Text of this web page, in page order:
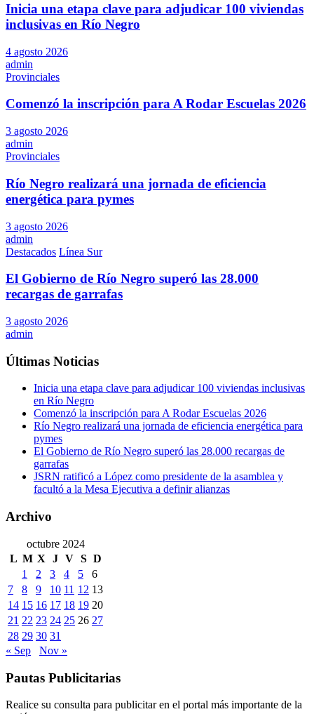
Inicia una etapa clave para adjudicar 100 viviendas
inclusivas en Río Negro
4 agosto 2026
admin
Provinciales
Comenzó la inscripción para A Rodar Escuelas 2026
3 agosto 2026
admin
Provinciales
Río Negro realizará una jornada de eficiencia
energética para pymes
3 agosto 2026
admin
Destacados Línea Sur
El Gobierno de Río Negro superó las 28.000
recargas de garrafas
3 agosto 2026
admin
Últimas Noticias
Inicia una etapa clave para adjudicar 100 viviendas inclusivas
en Río Negro
Comenzó la inscripción para A Rodar Escuelas 2026
Río Negro realizará una jornada de eficiencia energética para
pymes
El Gobierno de Río Negro superó las 28.000 recargas de
garrafas
JSRN ratificó a López como presidente de la asamblea y
facultó a la Mesa Ejecutiva a definir alianzas
Archivo
octubre 2024
L M X J V S D
1
2 3 4 5
6
7
8 9 10 11 12 13
14 15 16 17 18 19 20
21 22 23 24 25 26 27
28 29 30 31
« Sep
Nov »
Pautas Publicitarias
Realice su consulta para publicitar en el portal más importante de la